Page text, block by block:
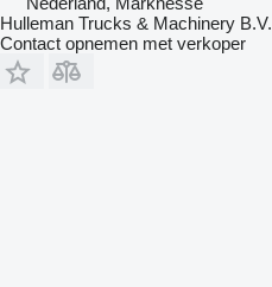
Hulleman Trucks & Machinery B.V.
Contact opnemen met verkoper